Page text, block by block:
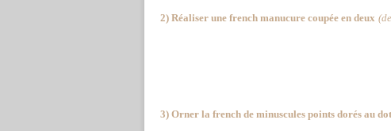
2) Réaliser une french manucure coupée en deux
3) Orner la french de minuscules points dorés au